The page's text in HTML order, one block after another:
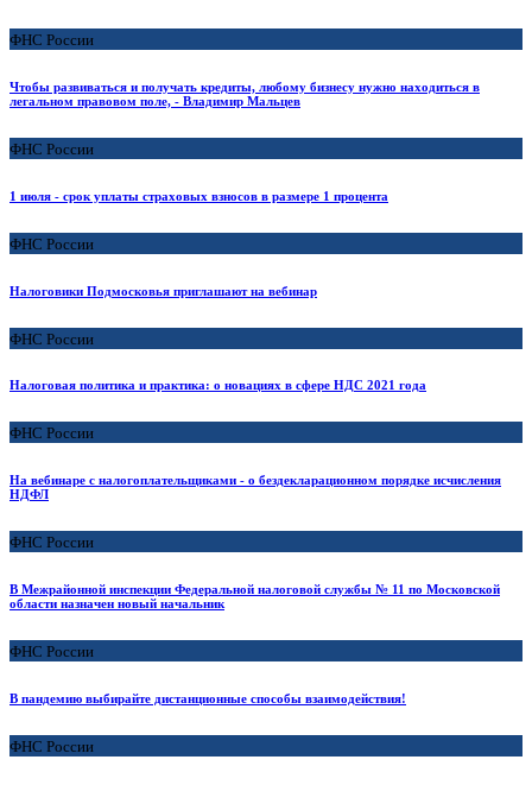
ФНС России
Чтобы развиваться и получать кредиты, любому бизнесу нужно находиться в
легальном правовом поле, - Владимир Мальцев
ФНС России
1 июля - срок уплаты страховых взносов в размере 1 процента
ФНС России
Налоговики Подмосковья приглашают на вебинар
ФНС России
Налоговая политика и практика: о новациях в сфере НДС 2021 года
ФНС России
На вебинаре с налогоплательщиками - о бездекларационном порядке исчисления
НДФЛ
ФНС России
В Межрайонной инспекции Федеральной налоговой службы № 11 по Московской
области назначен новый начальник
ФНС России
В пандемию выбирайте дистанционные способы взаимодействия!
ФНС России